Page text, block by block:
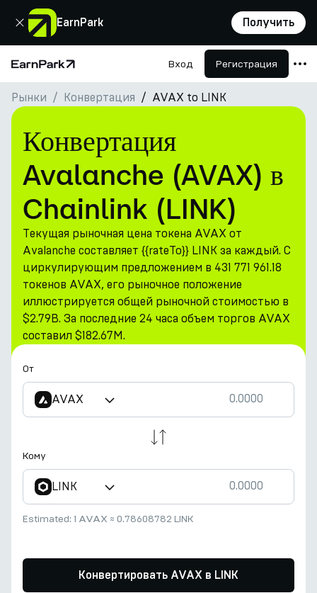
EarnPark Получить
Закрыть
Главная страница Вход Регистрация
Продукты
Рынки
Калькуляторы
Токен PARK
Ресурсы
Компания
Рынки Конвертация AVAX to LINK
Конвертация
Avalanche (AVAX) в
Chainlink (LINK)
Текущая рыночная цена токена AVAX от
Avalanche составляет {{rateTo}} LINK за каждый. С
циркулирующим предложением в 431 771 961.18
токенов AVAX, его рыночное положение
иллюстрируется общей рыночной стоимостью в
$2.79B. За последние 24 часа объем торгов AVAX
составил $182.67M.
От
AVAX
Кому
LINK
Estimated: 1 AVAX ≈ 0.78608782 LINK
Конвертировать AVAX в LINK